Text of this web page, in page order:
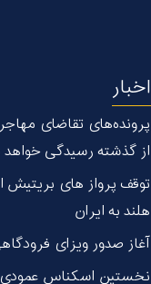
اخبار
پرونده‌های تقاضای
از گذشته رسیدگی
توقف پرواز های بریتیش
هلند به ایران
آغاز صدور ویزای
نخستین اسکناس عمودی